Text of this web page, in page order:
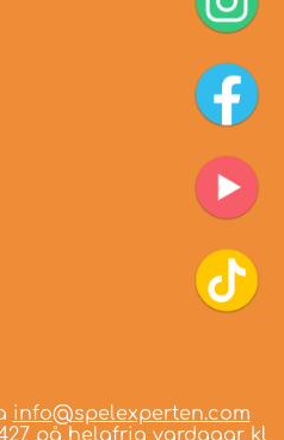
info@spelexperten.com
på helgfria vardagar kl